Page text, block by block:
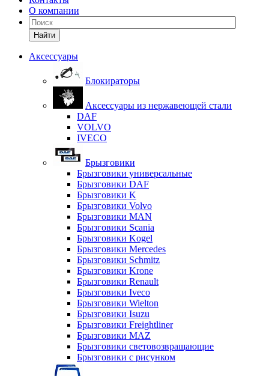
О компании
Найти
Аксессуары
Блокираторы
Аксессуары из нержавеющей стали
DAF
VOLVO
IVECO
Брызговики
Брызговики универсальные
Брызговики DAF
Брызговики K
Брызговики Volvo
Брызговики MAN
Брызговики Scania
Брызговики Kogel
Брызговики Mercedes
Брызговики Schmitz
Брызговики Krone
Брызговики Renault
Брызговики Iveco
Брызговики Wielton
Брызговики Isuzu
Брызговики Freightliner
Брызговики MAZ
Брызговики световозвращающие
Брызговики с рисунком